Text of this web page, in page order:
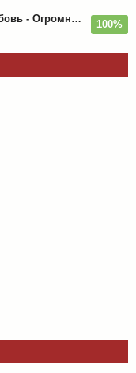
ВИА Веселые Ребята - Любовь - Огромная Страна - 1974/2026 100%